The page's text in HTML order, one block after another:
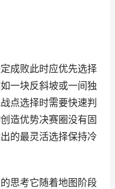
成败此时应优先选择
一块反斜坡或一间独
点选择时需要快速判
造优势决赛圈没有固
的最灵活选择保持冷
思考它随着地图阶段